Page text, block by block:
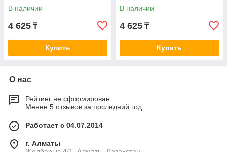
В наличии
4 625 ₸
Купить
В наличии
4 625 ₸
Купить
О нас
Рейтинг не сформирован
Менее 5 отзывов за последний год
Работает с 04.07.2014
г. Алматы